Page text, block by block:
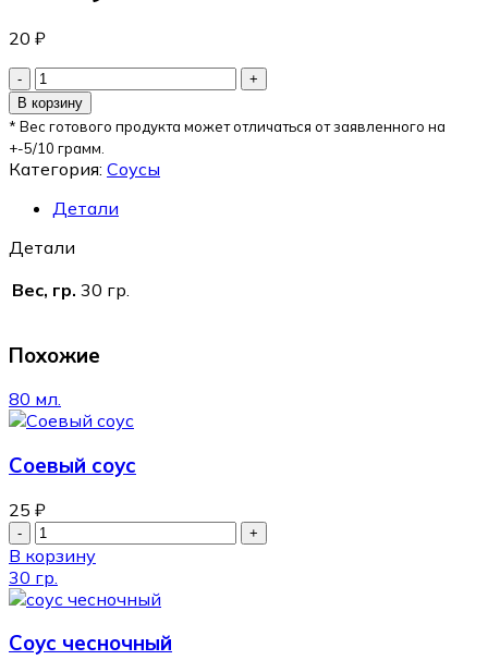
20 ₽
В корзину
* Вес готового продукта может отличаться от заявленного на
+-5/10 грамм.
Категория: Соусы
Детали
Детали
Вес, гр. 30 гр.
Похожие
80 мл.
Соевый соус
25 ₽
В корзину
30 гр.
Соус чесночный